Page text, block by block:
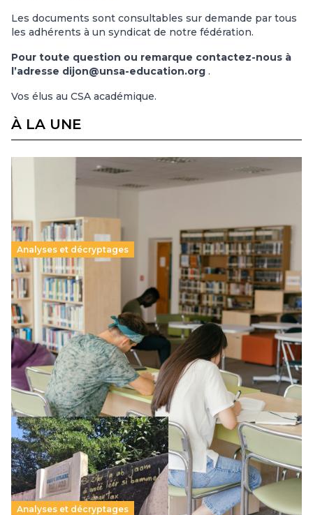
Les documents sont consultables sur demande par tous
les adhérents à un syndicat de notre fédération.
Pour toute question ou remarque contactez-nous à
l’adresse dijon@unsa-education.org .
Vos élus au CSA académique.
À LA UNE
Analyses et décryptages
Supérieur privé : une dérive qui met à mal la
promesse républicaine
11 juillet 2026-
Le projet de loi sur la régulation de l’enseignement
supérieur privé met en lumière l’amplification d’un système
qui relègue l’acte pédagogique au superfétatoire, voire à…
Lire la suite →
Analyses et décryptages